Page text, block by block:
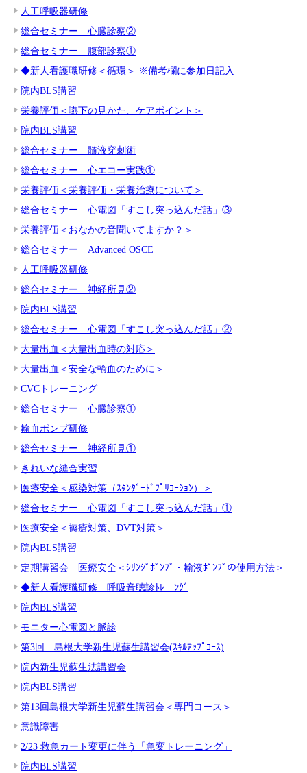
人工呼吸器研修
総合セミナー 心臓診察②
総合セミナー 腹部診察①
◆新人看護職研修＜循環＞ ※備考欄に参加日記入
院内BLS講習
栄養評価＜嚥下の見かた、ケアポイント＞
院内BLS講習
総合セミナー 髄液穿刺術
総合セミナー 心エコー実践①
栄養評価＜栄養評価・栄養治療について＞
総合セミナー 心電図「すこし突っ込んだ話」③
栄養評価＜おなかの音聞いてますか？＞
総合セミナー Advanced OSCE
人工呼吸器研修
総合セミナー 神経所見②
院内BLS講習
総合セミナー 心電図「すこし突っ込んだ話」②
大量出血＜大量出血時の対応＞
大量出血＜安全な輸血のために＞
CVCトレーニング
総合セミナー 心臓診察①
輸血ポンプ研修
総合セミナー 神経所見①
きれいな縫合実習
医療安全＜感染対策（ｽﾀﾝﾀﾞｰﾄﾞﾌﾟﾘｺｰｼｮﾝ）＞
総合セミナー 心電図「すこし突っ込んだ話」①
医療安全＜褥瘡対策、DVT対策＞
院内BLS講習
定期講習会 医療安全＜ｼﾘﾝｼﾞﾎﾟﾝﾌﾟ・輸液ﾎﾟﾝﾌﾟの使用方法＞
◆新人看護職研修 呼吸音聴診ﾄﾚｰﾆﾝｸﾞ
院内BLS講習
モニター心電図と脈診
第3回 島根大学新生児蘇生講習会(ｽｷﾙｱｯﾌﾟｺｰｽ)
院内新生児蘇生法講習会
院内BLS講習
第13回島根大学新生児蘇生講習会＜専門コース＞
意識障害
2/23 救急カート変更に伴う「急変トレーニング」
院内BLS講習